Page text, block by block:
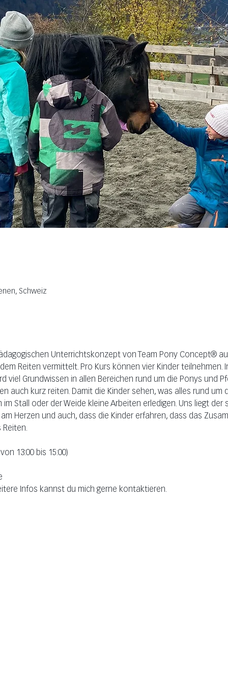
Schweiz
Unterrichtskonzept von Team Pony Concept®
Reiten vermittelt. Pro Kurs können vier Kinder teilnehmen.
viel Grundwissen in allen Bereichen rund um die Ponys und
auch kurz reiten. Damit die Kinder sehen, was alles rund um
Stall oder der Weide kleine Arbeiten erledigen. Uns liegt
Herzen und auch, dass die Kinder erfahren, dass das
13:00 bis 15:00)
Infos kannst du mich gerne kontaktieren.